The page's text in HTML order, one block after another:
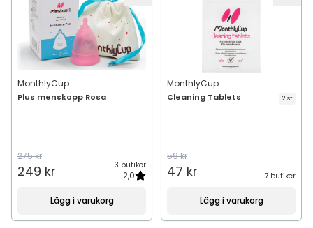
MonthlyCup
Plus menskopp Rosa
275 kr
249 kr 3 butiker
2,0
Lägg i varukorg
MonthlyCup
Cleaning Tablets 2 st
59 kr
47 kr 7 butiker
Lägg i varukorg